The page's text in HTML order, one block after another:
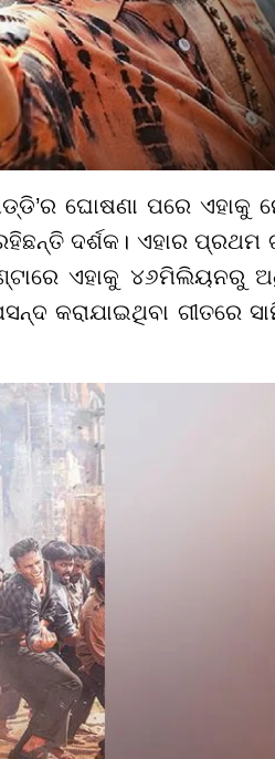
ଘୋଷଣା ପରେ ଏହାକୁ
ଦର୍ଶକ। ଏହାର ପ୍ରଥମ
ଏହାକୁ ୪୬ମିଲିୟନରୁ
କରାଯାଇଥିବା ଗୀତରେ